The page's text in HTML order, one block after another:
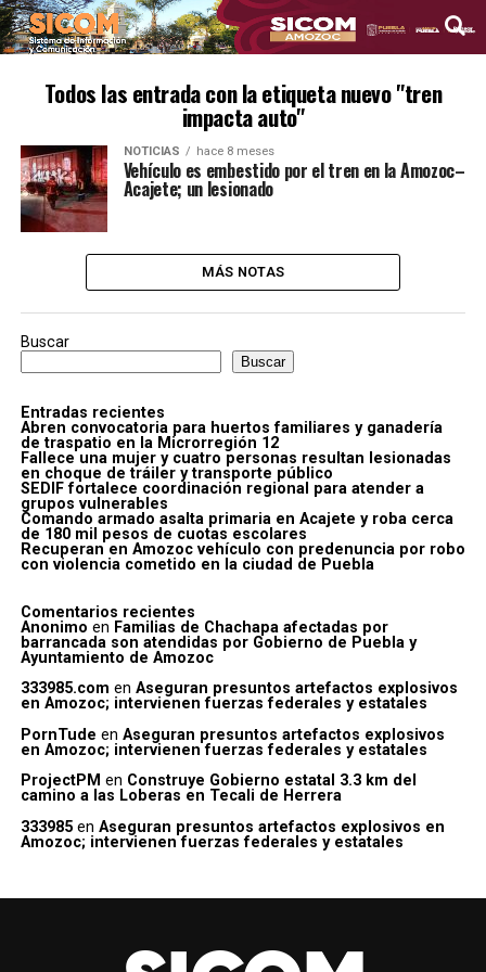
Todos las entrada con la etiqueta nuevo "tren
impacta auto"
NOTICIAS hace 8 meses
Vehículo es embestido por el tren en la Amozoc–
Acajete; un lesionado
MÁS NOTAS
Buscar
Buscar
Entradas recientes
Abren convocatoria para huertos familiares y ganadería
de traspatio en la Microrregión 12
Fallece una mujer y cuatro personas resultan lesionadas
en choque de tráiler y transporte público
SEDIF fortalece coordinación regional para atender a
grupos vulnerables
Comando armado asalta primaria en Acajete y roba cerca
de 180 mil pesos de cuotas escolares
Recuperan en Amozoc vehículo con predenuncia por robo
con violencia cometido en la ciudad de Puebla
Comentarios recientes
Anonimo en Familias de Chachapa afectadas por
barrancada son atendidas por Gobierno de Puebla y
Ayuntamiento de Amozoc
333985.com en Aseguran presuntos artefactos explosivos
en Amozoc; intervienen fuerzas federales y estatales
PornTude en Aseguran presuntos artefactos explosivos
en Amozoc; intervienen fuerzas federales y estatales
ProjectPM en Construye Gobierno estatal 3.3 km del
camino a las Loberas en Tecali de Herrera
333985en Aseguran presuntos artefactos explosivos en
Amozoc; intervienen fuerzas federales y estatales